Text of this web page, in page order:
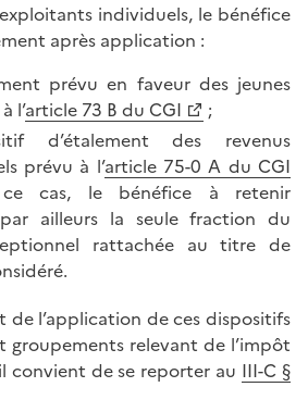
individuels, le bénéfice
après application :
prévu en faveur des jeunes
l’article 73 B du CGI
;
d’étalement des revenus
prévu à l’article 75-0 A du CGI
cas, le bénéfice à retenir
ailleurs la seule fraction du
rattachée au titre de
de l’application de ces dispositifs
groupements relevant de l’impôt
convient de se reporter au III-C §